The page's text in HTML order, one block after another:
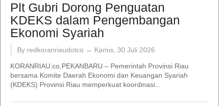
Plt Gubri Dorong Penguatan
KDEKS dalam Pengembangan
Ekonomi Syariah
By redkoranriaudotco → Kamis, 30 Juli 2026
KORANRIAU.co,PEKANBARU – Pemerintah Provinsi Riau
bersama Komite Daerah Ekonomi dan Keuangan Syariah
(KDEKS) Provinsi Riau memperkuat koordinasi...